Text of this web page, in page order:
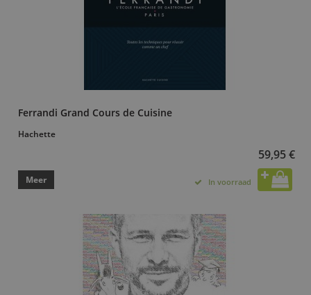
Ferrandi Grand Cours de Cuisine
Hachette
59,95 €
Meer In voorraad